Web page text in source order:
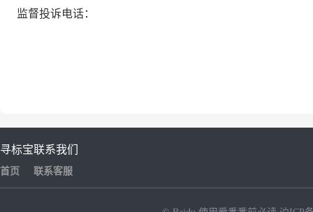
监督投诉电话：
寻标宝
首页
联系我们
联系客服